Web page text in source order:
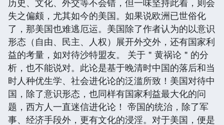
历史、文化、外交等不会错，但一味坚持此着，则会
失之偏颇，尤其如今的美国。如果说欧洲已世俗化
了，那美国也难逃厄运。美国除了作者认为的以意识
形态（自由、民主、人权）展开外交外，还有国家利
益的考量，如对待沙特盟友。 关于＂黄祸论＂的分
析，也不能说对。此论是基于晚清时中国的落后和当
时人种优生学、社会进化论的泛滥所致！美国对待中
国，除了意识形态，也同样有国家利益最大化的问
题，西方人一直迷信进化论！ 帝国的统治，除了军
事、经济手段外，更有文化的浸淫。对于美国，便是